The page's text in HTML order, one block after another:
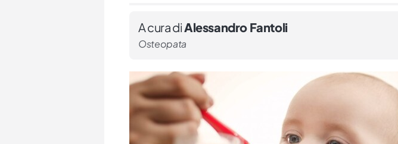
A cura di Alessandro Fantoli
Osteopata